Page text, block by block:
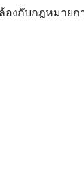
องกับกฎหมายก